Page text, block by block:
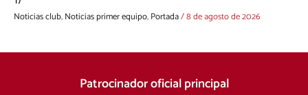
Noticias club,Noticias primer equipo,Portada/8 de agosto de 2026
Patrocinador oficial principal